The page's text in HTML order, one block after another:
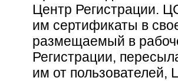
Центр Регистрации.
им сертификаты в
размещаемый в
Регистрации,
им от